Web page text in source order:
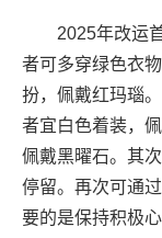
2025年改运
者可多穿绿色衣
扮，佩戴红玛瑙
者宜白色着装，
佩戴黑曜石。其
停留。再次可通
要的是保持积极